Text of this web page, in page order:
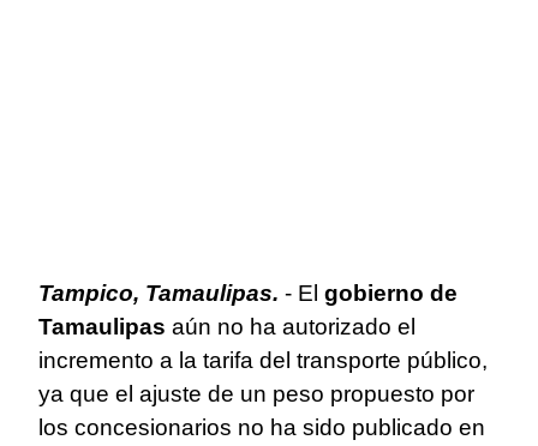
Tampico, Tamaulipas. - El gobierno de
Tamaulipas aún no ha autorizado el
incremento a la tarifa del transporte público,
ya que el ajuste de un peso propuesto por
los concesionarios no ha sido publicado en